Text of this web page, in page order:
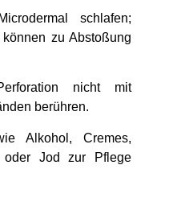
schlafen;
zu Abstoßung
nicht mit
berühren.
Alkohol, Cremes,
oder Jod zur Pflege